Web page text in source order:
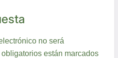
no será
están marcados